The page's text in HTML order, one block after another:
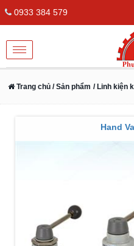
0933 384 579
Toggle
navigation
Trang chủ / Sản phẩm / Linh kiện
Hand